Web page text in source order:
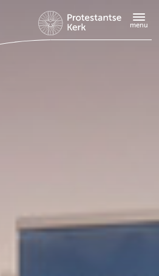
menu